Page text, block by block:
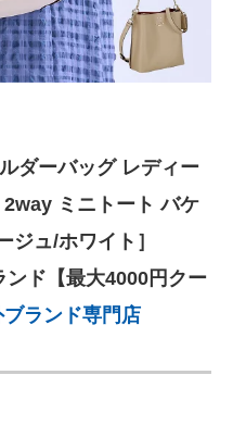
ダーバッグ レディー
ミニトート バケ
ジュ/ホワイト］
ド【最大4000円クー
ブランド専門店